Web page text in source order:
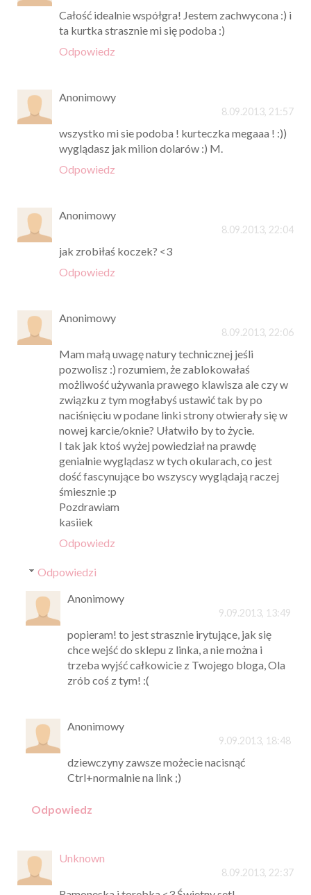
Całość idealnie współgra! Jestem zachwycona :) i
ta kurtka strasznie mi się podoba :)
Odpowiedz
Anonimowy
8.09.2013, 21:57
wszystko mi sie podoba ! kurteczka megaaa ! :))
wyglądasz jak milion dolarów :) M.
Odpowiedz
Anonimowy
8.09.2013, 22:04
jak zrobiłaś koczek? <3
Odpowiedz
Anonimowy
8.09.2013, 22:06
Mam małą uwagę natury technicznej jeśli
pozwolisz :) rozumiem, że zablokowałaś
możliwość używania prawego klawisza ale czy w
związku z tym mogłabyś ustawić tak by po
naciśnięciu w podane linki strony otwierały się w
nowej karcie/oknie? Ułatwiło by to życie.
I tak jak ktoś wyżej powiedział na prawdę
genialnie wyglądasz w tych okularach, co jest
dość fascynujące bo wszyscy wyglądają raczej
śmiesznie :p
Pozdrawiam
kasiiek
Odpowiedz
Odpowiedzi
Anonimowy
9.09.2013, 13:49
popieram! to jest strasznie irytujące, jak się
chce wejść do sklepu z linka, a nie można i
trzeba wyjść całkowicie z Twojego bloga, Ola
zrób coś z tym! :(
Anonimowy
9.09.2013, 18:48
dziewczyny zawsze możecie nacisnąć
Ctrl+normalnie na link ;)
Odpowiedz
Unknown
8.09.2013, 22:37